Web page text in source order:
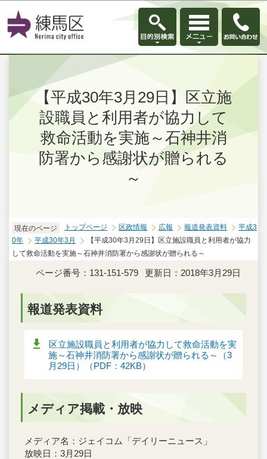
このページの本文へ移動
【平成30年3月29日】区立施
設職員と利用者が協力して
救命活動を実施～石神井消
防署から感謝状が贈られる
～
現在のページ トップページ 区政情報 広報 報道発表資料
平成3
0年
平成30年3月
【平成30年3月29日】区立施設職員と利用者が協力
して救命活動を実施～石神井消防署から感謝状が贈られる～
ページ番号：131-151-579 更新日：2018年3月29日
報道発表資料
区立施設職員と利用者が協力して救命活動を実
施～石神井消防署から感謝状が贈られる～（3
月29日）（PDF：42KB）
メディア掲載・放映
メディア名：ジェイコム「デイリーニュース」
放映日：3月29日